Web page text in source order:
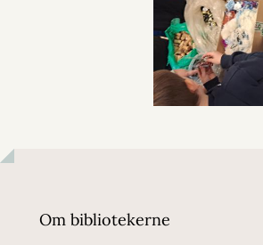
Om bibliotekerne